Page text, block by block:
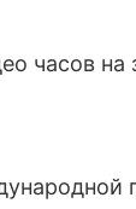
часов на